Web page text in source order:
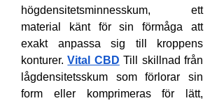
högdensitetsminnesskum, ett
material känt för sin förmåga att
exakt anpassa sig till kroppens
konturer. Vital CBD Till skillnad från
lågdensitetsskum som förlorar sin
form eller komprimeras för lätt,